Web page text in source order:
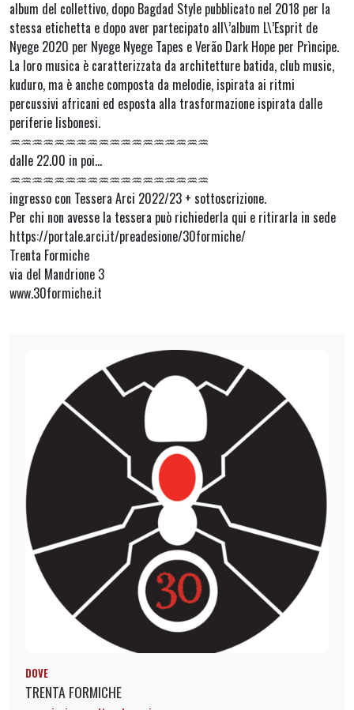
album del collettivo, dopo Bagdad Style pubblicato nel 2018 per la
stessa etichetta e dopo aver partecipato all\’album L\’Esprit de
Nyege 2020 per Nyege Nyege Tapes e Ver​ã​o Dark Hope per Prìncipe.
La loro musica è caratterizzata da architetture batida, club music,
kuduro, ma è anche composta da melodie, ispirata ai ritmi
percussivi africani ed esposta alla trasformazione ispirata dalle
periferie lisbonesi.
♒︎♒︎♒︎♒︎♒︎♒︎♒︎♒︎♒︎♒︎♒︎♒︎♒︎♒︎♒︎♒︎♒︎♒︎
dalle 22.00 in poi…
♒︎♒︎♒︎♒︎♒︎♒︎♒︎♒︎♒︎♒︎♒︎♒︎♒︎♒︎♒︎♒︎♒︎♒︎
ingresso con Tessera Arci 2022/23 + sottoscrizione.
Per chi non avesse la tessera può richiederla qui e ritirarla in sede
https://portale.arci.it/preadesione/30formiche/
Trenta Formiche
via del Mandrione 3
www.30formiche.it
DOVE
TRENTA FORMICHE